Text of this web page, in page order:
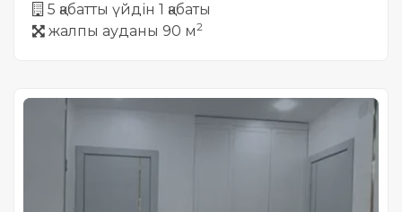
5 қабатты үйдін 1 қабаты
жалпы ауданы 90 м2